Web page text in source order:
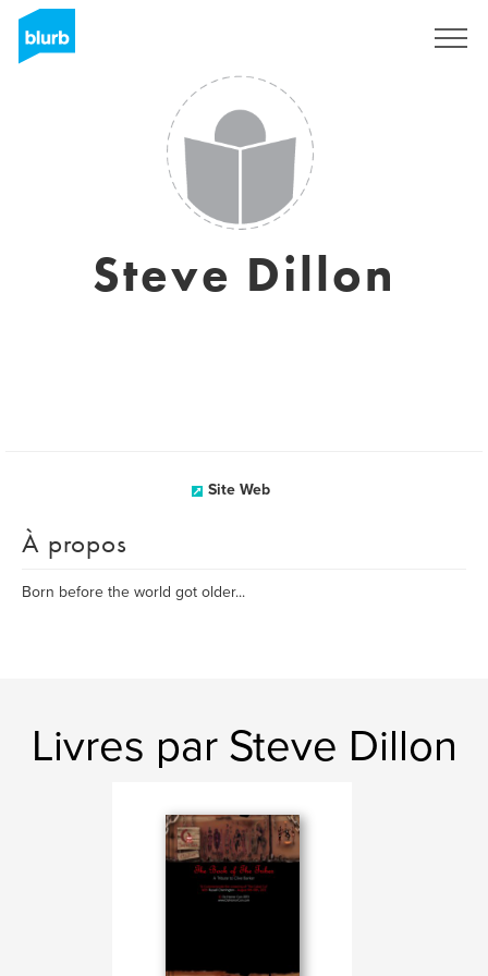
Steve Dillon
Site Web
À propos
Born before the world got older...
Livres par Steve Dillon